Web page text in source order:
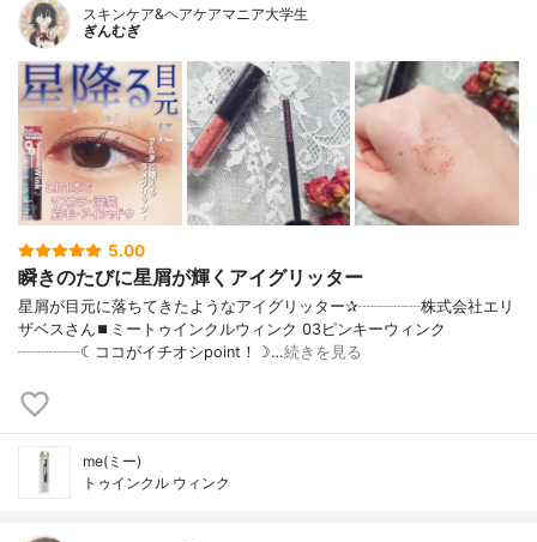
スキンケア&ヘアケアマニア大学生
ぎんむぎ
5.00
瞬きのたびに星屑が輝くアイグリッター
星屑が目元に落ちてきたようなアイグリッター✰┈┈┈┈株式会社エリ
ザベスさん⏹ミートゥインクルウィンク 03ピンキーウィンク
┈┈┈┈☾ココがイチオシpoint！☽…続きを見る
me(ミー)
トゥインクル ウィンク